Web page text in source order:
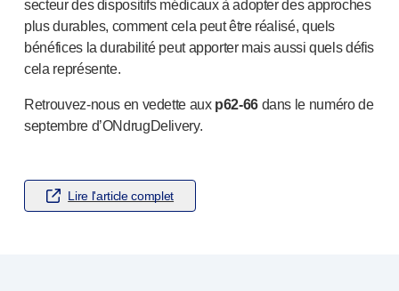
Systèmes d’administration de médicaments
NOS PLATEFORMES
Aidaptus®autoinjecteur
EcoSafe
Autoinjecteur réutilisable EcoSafe
®
Capacités de fabrication
Gestion des opérations
secteur des dispositifs médicaux à adopter des approches
plus durables, comment cela peut être réalisé, quels
bénéfices la durabilité peut apporter mais aussi quels défis
cela représente.
Retrouvez-nous en vedette aux p62-66dans le numéro de
septembre d’ONdrugDelivery.
Lire l'article complet